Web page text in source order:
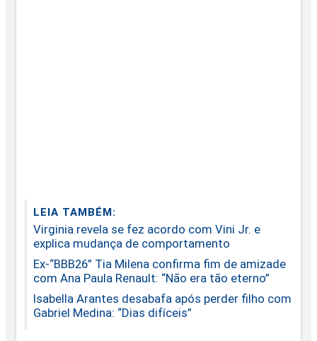
LEIA TAMBÉM:
Virginia revela se fez acordo com Vini Jr. e
explica mudança de comportamento
Ex-“BBB26” Tia Milena confirma fim de amizade
com Ana Paula Renault: “Não era tão eterno”
Isabella Arantes desabafa após perder filho com
Gabriel Medina: “Dias difíceis”